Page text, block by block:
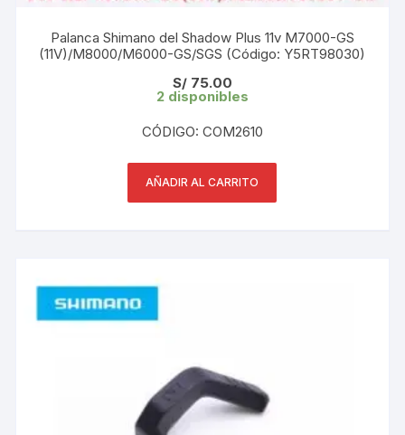
Palanca Shimano del Shadow Plus 11v M7000-GS
(11V)/M8000/M6000-GS/SGS (Código: Y5RT98030)
S/75.00
2 disponibles
CÓDIGO: COM2610
AÑADIR AL CARRITO